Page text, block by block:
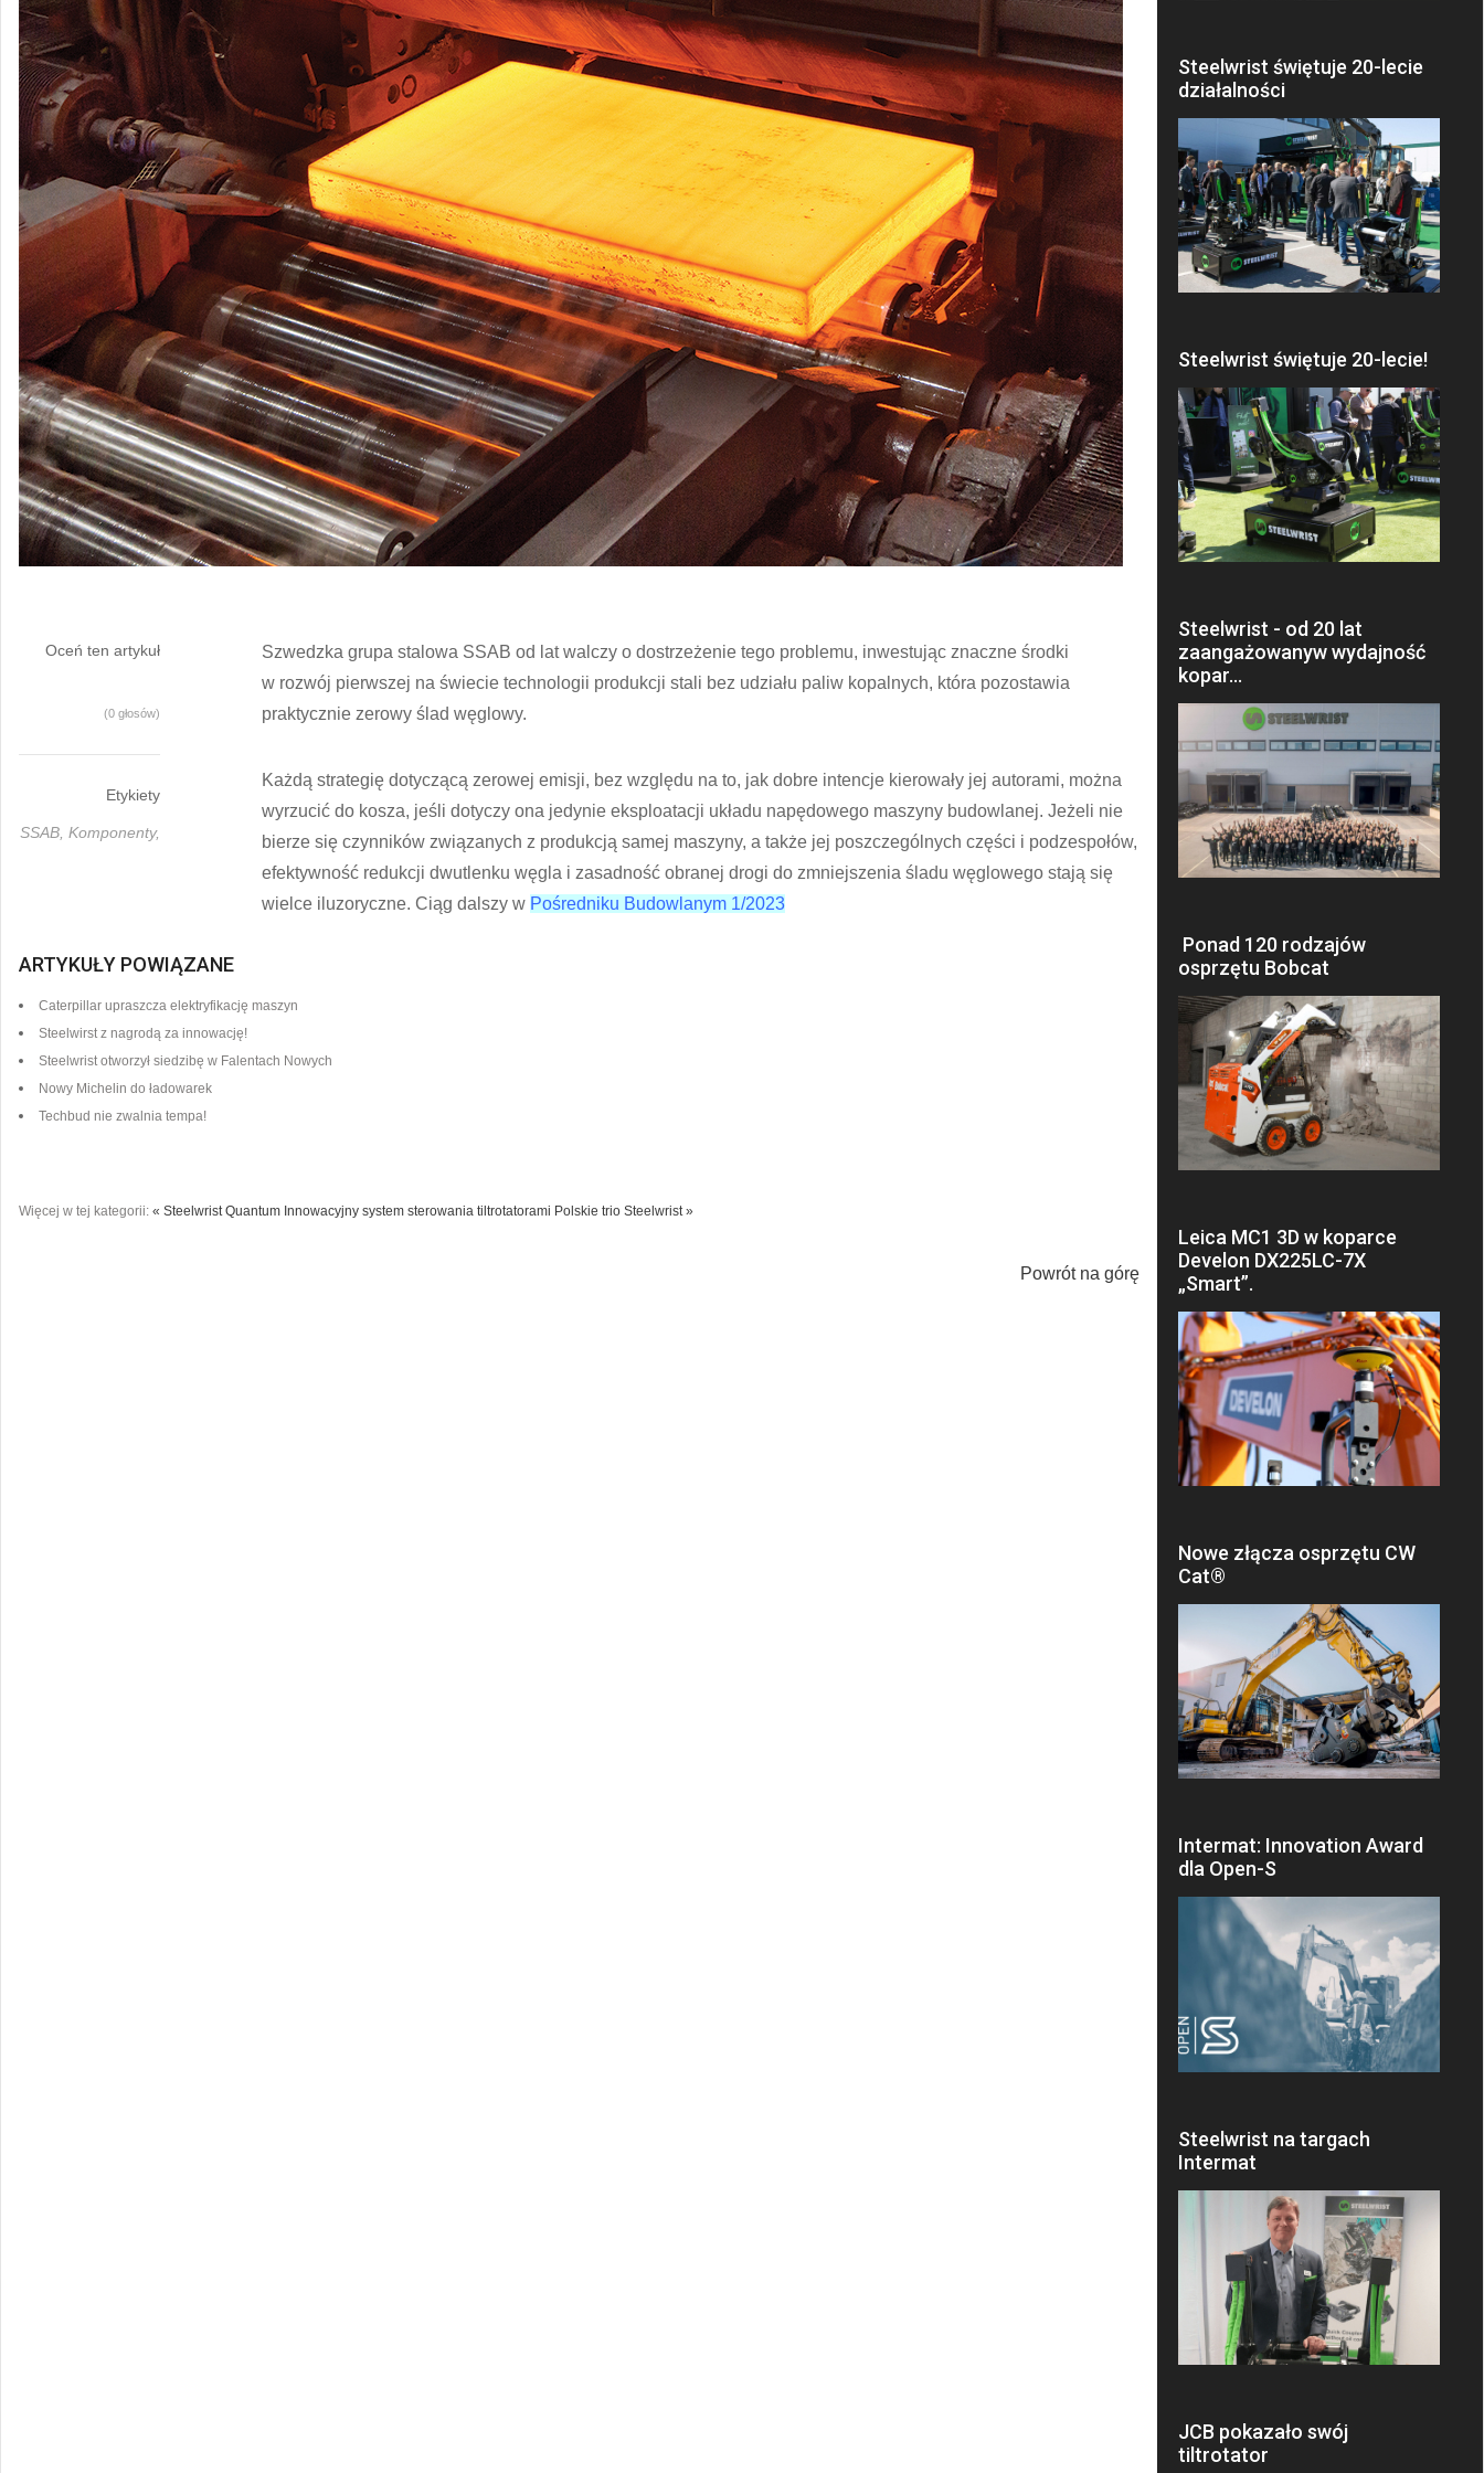
Oceń ten artykuł
(0 głosów)
Etykiety
SSAB, Komponenty,
Szwedzka grupa stalowa SSAB od lat walczy o dostrzeżenie tego problemu, inwestując znaczne środki
w rozwój pierwszej na świecie technologii produkcji stali bez udziału paliw kopalnych, która pozostawia
praktycznie zerowy ślad węglowy.
Każdą strategię dotyczącą zerowej emisji, bez względu na to, jak dobre intencje kierowały jej autorami, można
wyrzucić do kosza, jeśli dotyczy ona jedynie eksploatacji układu napędowego maszyny budowlanej. Jeżeli nie
bierze się czynników związanych z produkcją samej maszyny, a także jej poszczególnych części i podzespołów,
efektywność redukcji dwutlenku węgla i zasadność obranej drogi do zmniejszenia śladu węglowego stają się
wielce iluzoryczne. Ciąg dalszy w Pośredniku Budowlanym 1/2023
ARTYKUŁY POWIĄZANE
Caterpillar upraszcza elektryfikację maszyn
Steelwirst z nagrodą za innowację!
Steelwrist otworzył siedzibę w Falentach Nowych
Nowy Michelin do ładowarek
Techbud nie zwalnia tempa!
Więcej w tej kategorii: « Steelwrist Quantum Innowacyjny system sterowania tiltrotatorami Polskie trio Steelwrist »
Powrót na górę
Steelwrist świętuje 20-lecie
działalności
Steelwrist świętuje 20-lecie!
Steelwrist - od 20 lat
zaangażowanyw wydajność
kopar…
Ponad 120 rodzajów
osprzętu Bobcat
Leica MC1 3D w koparce
Develon DX225LC-7X
„Smart”.
Nowe złącza osprzętu CW
Cat®
Intermat: Innovation Award
dla Open-S
Steelwrist na targach
Intermat
JCB pokazało swój
tiltrotator